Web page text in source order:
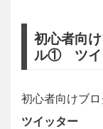
初心者向
ル① ツイ
初心者向けブロ
ツイッター